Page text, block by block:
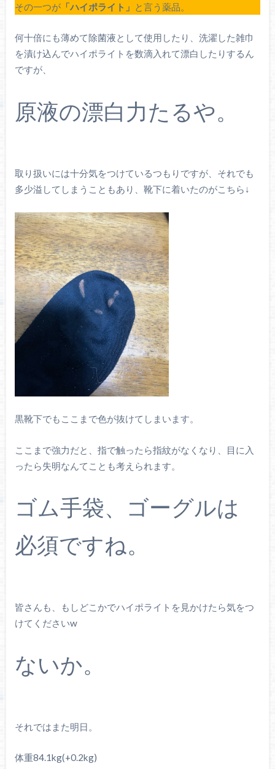
その一つが「ハイポライト」 と言う薬品。
何十倍にも薄めて除菌液として使用したり、洗濯した雑巾
を漬け込んでハイポライトを数滴入れて漂白したりするん
ですが、
原液の漂白力たるや。
取り扱いには十分気をつけているつもりですが、それでも
多少溢してしまうこともあり、靴下に着いたのがこちら↓
黒靴下でもここまで色が抜けてしまいます。
ここまで強力だと、指で触ったら指紋がなくなり、目に入
ったら失明なんてことも考えられます。
ゴム手袋、ゴーグルは
必須ですね。
皆さんも、もしどこかでハイポライトを見かけたら気をつ
けてくださいw
ないか。
それではまた明日。
体重84.1kg(+0.2kg)